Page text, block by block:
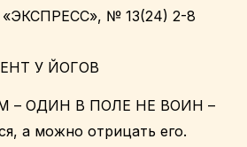
«ЭКСПРЕСС», № 13(24) 2-8
У ЙОГОВ
– ОДИН В ПОЛЕ НЕ ВОИН –
а можно отрицать его.